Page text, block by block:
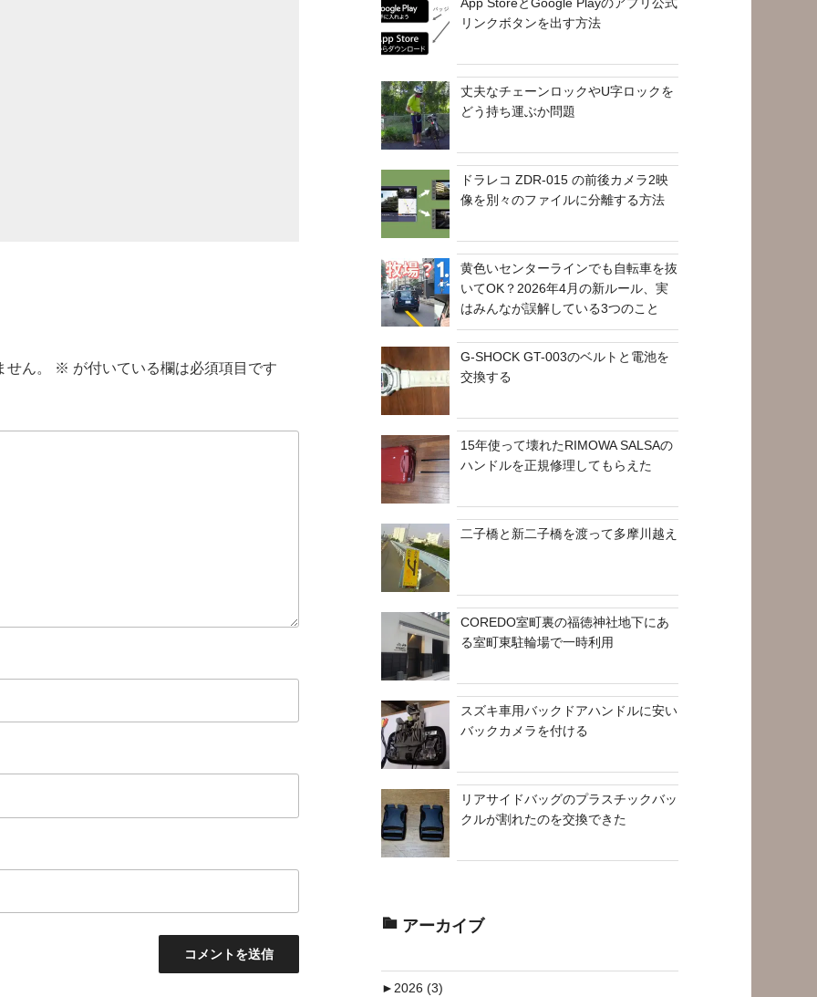
ん。 ※ が付いている欄は必須項目です
リンクボタンを出す方法
丈夫なチェーンロックやU字ロックを
どう持ち運ぶか問題
ドラレコ ZDR-015 の前後カメラ2映
像を別々のファイルに分離する方法
黄色いセンターラインでも自転車を抜
いてOK？2026年4月の新ルール、実
はみんなが誤解している3つのこと
G-SHOCK GT-003のベルトと電池を
交換する
15年使って壊れたRIMOWA SALSAの
ハンドルを正規修理してもらえた
二子橋と新二子橋を渡って多摩川越え
COREDO室町裏の福徳神社地下にあ
る室町東駐輪場で一時利用
スズキ車用バックドアハンドルに安い
バックカメラを付ける
リアサイドバッグのプラスチックバッ
クルが割れたのを交換できた
アーカイブ
►2026 (3)